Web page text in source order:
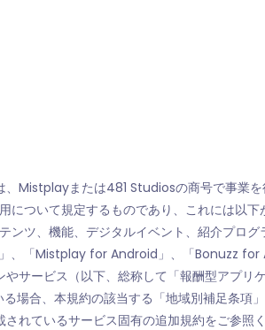
、Mistplayまたは481 Studiosの商号で事業
ついて規定するものであり、これには以
ツ、機能、デジタルイベント、紹介プロ
、「Mistplay for Android」、「Bonuzz for
ービス（以下、総称して「報酬型アプリ
場合、本規約の該当する「地域別補足条項
れているサービス固有の追加規約をご参照